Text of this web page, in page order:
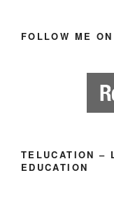
FOLLOW ME
TELUCATION –
EDUCATION